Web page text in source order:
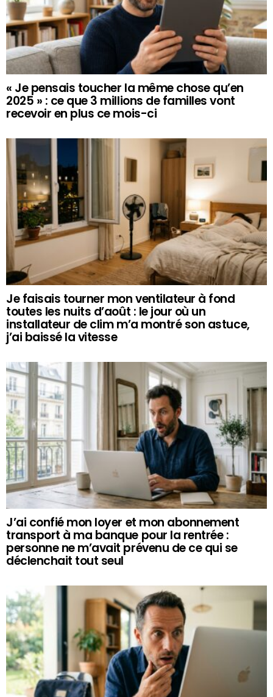
« Je pensais toucher la même chose qu’en
2025 » : ce que 3 millions de familles vont
recevoir en plus ce mois-ci
Je faisais tourner mon ventilateur à fond
toutes les nuits d’août : le jour où un
installateur de clim m’a montré son astuce,
j’ai baissé la vitesse
J’ai confié mon loyer et mon abonnement
transport à ma banque pour la rentrée :
personne ne m’avait prévenu de ce qui se
déclenchait tout seul